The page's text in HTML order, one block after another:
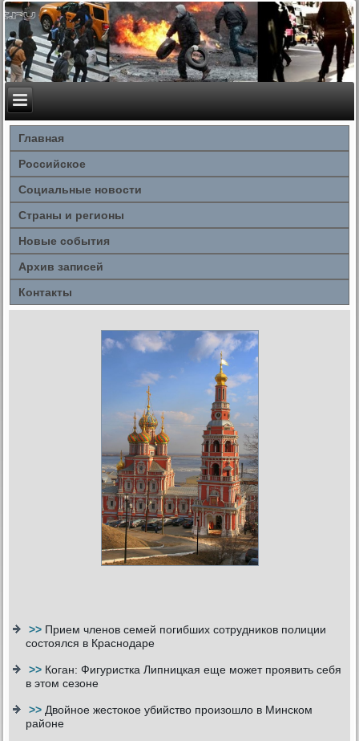
Главная
Российское
Социальные новости
Страны и регионы
Новые события
Архив записей
Контакты
>> Прием членов семей погибших сотрудников полиции
состоялся в Краснодаре
>> Коган: Фигуристка Липницкая еще может проявить себя
в этом сезоне
>>Двойное жестокое убийство произошло в Минском
районе